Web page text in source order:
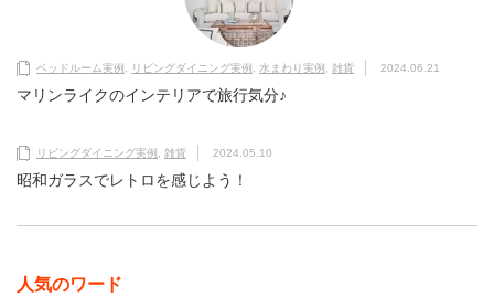
ベッドルーム実例 , リビングダイニング実例 , 水まわり実例 , 雑貨 2024.06.21
マリンライクのインテリアで旅行気分♪
リビングダイニング実例 , 雑貨 2024.05.10
昭和ガラスでレトロを感じよう！
人気のワード